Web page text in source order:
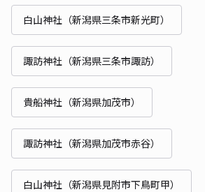
白山神社（新潟県三条市新光町）
諏訪神社（新潟県三条市諏訪）
貴船神社（新潟県加茂市）
諏訪神社（新潟県加茂市赤谷）
白山神社（新潟県見附市下鳥町甲）